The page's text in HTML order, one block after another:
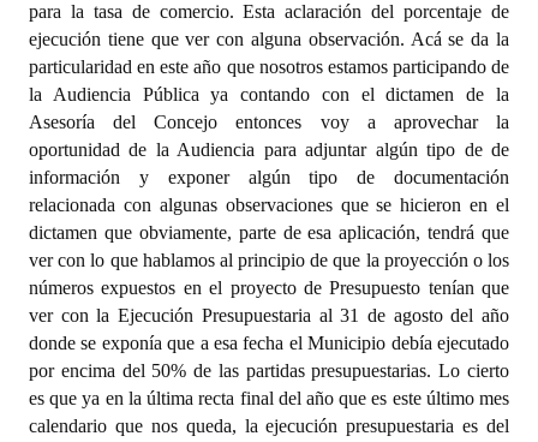
para la tasa de comercio. Esta aclaración del porcentaje de
ejecución tiene que ver con alguna observación. Acá se da la
particularidad en este año que nosotros estamos participando de
la Audiencia Pública ya contando con el dictamen de la
Asesoría del Concejo entonces voy a aprovechar la
oportunidad de la Audiencia para adjuntar algún tipo de de
información y exponer algún tipo de documentación
relacionada con algunas observaciones que se hicieron en el
dictamen que obviamente, parte de esa aplicación, tendrá que
ver con lo que hablamos al principio de que la proyección o los
números expuestos en el proyecto de Presupuesto tenían que
ver con la Ejecución Presupuestaria al 31 de agosto del año
donde se exponía que a esa fecha el Municipio debía ejecutado
por encima del 50% de las partidas presupuestarias. Lo cierto
es que ya en la última recta final del año que es este último mes
calendario que nos queda, la ejecución presupuestaria es del